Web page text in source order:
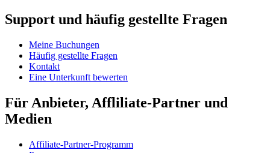
Support und häufig gestellte Fragen
Meine Buchungen
Häufig gestellte Fragen
Kontakt
Eine Unterkunft bewerten
Für Anbieter, Affliliate-Partner und
Medien
Affiliate-Partner-Programm